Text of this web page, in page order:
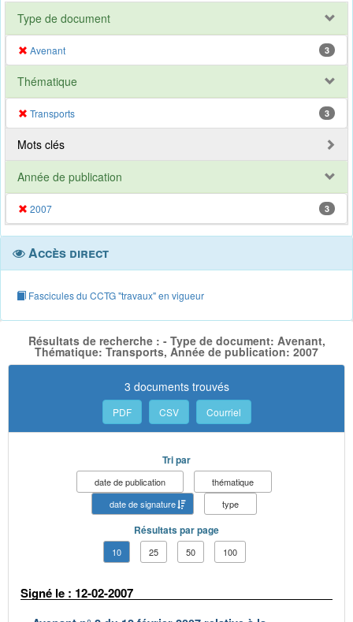
Type de document
Avenant 3
Thématique
Transports 3
Mots clés
Année de publication
2007 3
Accès direct
Fascicules du CCTG "travaux" en vigueur
Résultats de recherche : - Type de document: Avenant,
Thématique: Transports, Année de publication: 2007
3 documents trouvés
PDF CSV Courriel
Tri par
date de publication
thématique
date de signature
type
Résultats par page
10 25 50 100
Signé le : 12-02-2007